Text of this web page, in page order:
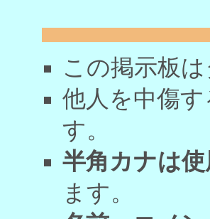
この掲示板
他人を中傷
す。
半角カナは
ます。